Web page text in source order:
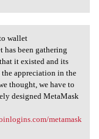
wallet
has been gathering
it existed and its
the appreciation in the
thought, we have to
designed MetaMask
metamask